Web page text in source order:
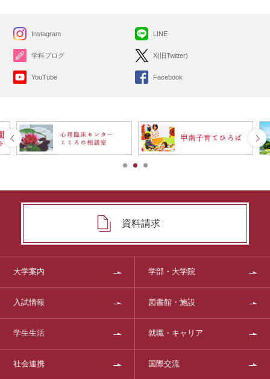
Instagram
学科ブログ
YouTube
LINE
X(旧Twitter)
Facebook
資料請求
大学案内 学部・大学院
入試情報 図書館・施設
学生生活 就職・キャリア
社会連携 国際交流